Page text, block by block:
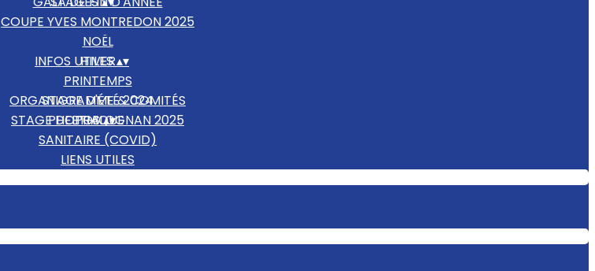
COUPE YVES MONTREDON 2025
NOËL
HIVER
PRINTEMPS
STAGE D'ÉTÉ 2024
STAGE DE PRALOGNAN 2025
INFOS UTILES▴▾
ORGANIGRAMME & COMITÉS
ETHIQUE
SANITAIRE (COVID)
LIENS UTILES
PHOTOS▴▾